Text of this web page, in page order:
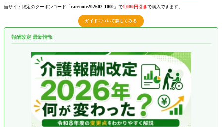
当サイト限定のクーポンコード「 carenote202602-1000 」で1,000円引きで購入できます。
ガイドについて詳しくみる
報酬改定 最新情報